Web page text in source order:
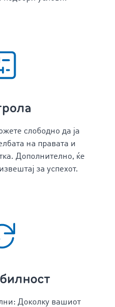
слободно да ја
на правата и
Дополнително, ќе
за успехот.
Доколку вашиот